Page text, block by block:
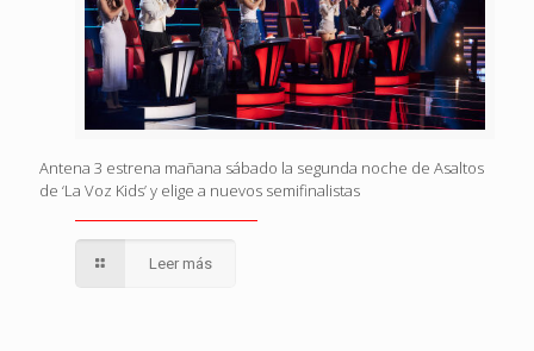
Antena 3 estrena mañana sábado la segunda noche de Asaltos
de ‘La Voz Kids’ y elige a nuevos semifinalistas
Leer más